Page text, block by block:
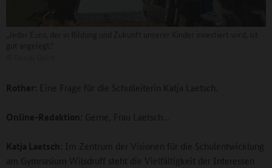
Rother: Eine Frage für die Schulleiterin Katja Laetsch.
Online-Redaktion: Gerne, Frau Laetsch…
Katja Laetsch: Im Zentrum der Visionen für die Schulentwicklung
am Gymnasium Wilsdruff steht die Vielfältigkeit der Interessen